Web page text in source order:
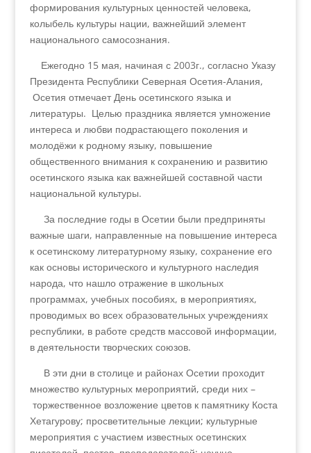
формирования культурных ценностей человека,
колыбель культуры нации, важнейший элемент
национального самосознания.
Ежегодно 15 мая, начиная с 2003г., согласно Указу
Президента Республики Северная Осетия-Алания,
Осетия отмечает День осетинского языка и
литературы. Целью праздника является умножение
интереса и любви подрастающего поколения и
молодёжи к родному языку, повышение
общественного внимания к сохранению и разви­тию
осетинского языка как важнейшей составной части
национальной культуры.
За последние годы в Осетии были предприняты
важные шаги, направленные на повышение интереса
к осетинскому литературному языку, сохра­нение его
как основы исторического и культурного наследия
народа, что нашло отражение в школьных
программах, учебных пособиях, в мероприятиях,
проводимых во всех образовательных учреждениях
республики, в работе средств массовой информации,
в деятельности творческих со­юзов.
В эти дни в столице и районах Осетии проходит
множество культурных мероприятий, среди них –
торжественное возложение цветов к памятнику Коста
Хетагурову; просветительные лекции; культурные
мероприятия с участием известных осетинских